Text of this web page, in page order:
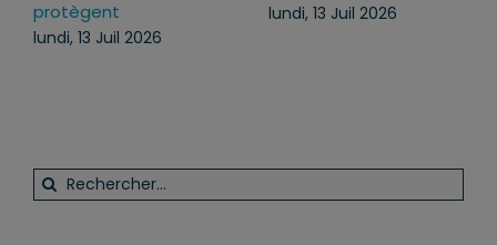
2026
lundi, 13 Juil 2026
Rechercher: